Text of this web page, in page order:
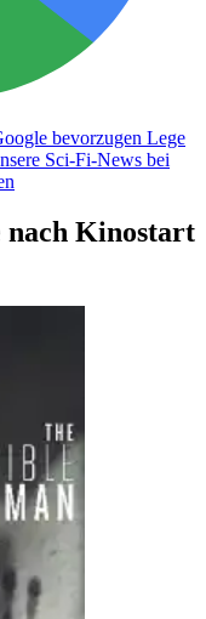
bevorzugen Lege
Sci-Fi-News bei
Kinostart